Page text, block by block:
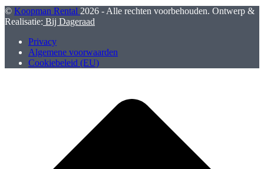
© Koopman Rental 2026 - Alle rechten voorbehouden. Ontwerp &
Realisatie: Bij Dageraad
Privacy
Algemene voorwaarden
Cookiebeleid (EU)